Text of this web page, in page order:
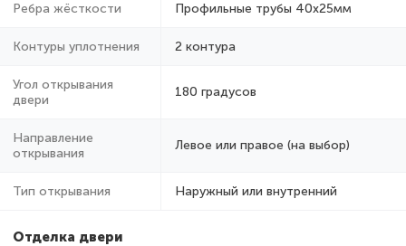
Ребра жёсткости Профильные трубы 40х25мм
Контуры уплотнения 2 контура
Угол открывания
двери
180 градусов
Направление
открывания
Левое или правое (на выбор)
Тип открывания Наружный или внутренний
Отделка двери